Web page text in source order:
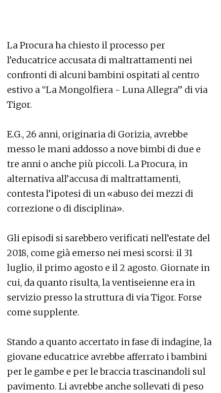
La Procura ha chiesto il processo per
l’educatrice accusata di maltrattamenti nei
confronti di alcuni bambini ospitati al centro
estivo a “La Mongolfiera - Luna Allegra” di via
Tigor.
E.G., 26 anni, originaria di Gorizia, avrebbe
messo le mani addosso a nove bimbi di due e
tre anni o anche più piccoli. La Procura, in
alternativa all’accusa di maltrattamenti,
contesta l’ipotesi di un «abuso dei mezzi di
correzione o di disciplina».
Gli episodi si sarebbero verificati nell’estate del
2018, come già emerso nei mesi scorsi: il 31
luglio, il primo agosto e il 2 agosto. Giornate in
cui, da quanto risulta, la ventiseienne era in
servizio presso la struttura di via Tigor. Forse
come supplente.
Stando a quanto accertato in fase di indagine, la
giovane educatrice avrebbe afferrato i bambini
per le gambe e per le braccia trascinandoli sul
pavimento. Li avrebbe anche sollevati di peso